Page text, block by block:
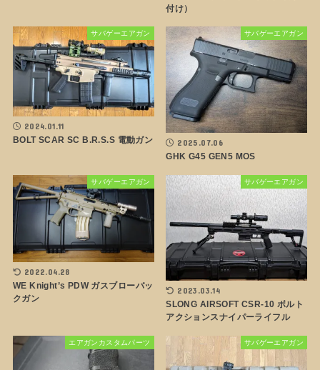
付け）
サバゲーエアガン
2024.01.11
BOLT SCAR SC B.R.S.S 電動ガン
サバゲーエアガン
2025.07.06
GHK G45 GEN5 MOS
サバゲーエアガン
2022.04.28
WE Knight’s PDW ガスブローバッ
クガン
サバゲーエアガン
2023.03.14
SLONG AIRSOFT CSR-10 ボルト
アクションスナイパーライフル
エアガンカスタムパーツ サバゲーエアガン